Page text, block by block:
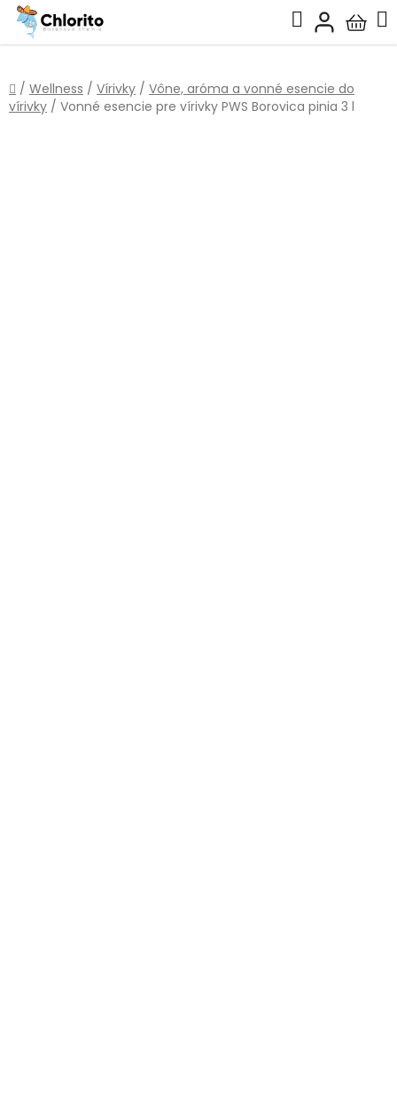
Prejsť
obsah
Hľadať
košík
Domov
/ Wellness / Vírivky / Vône, aróma a vonné esencie do
vírivky / Vonné esencie pre vírivky PWS Borovica pinia 3 l